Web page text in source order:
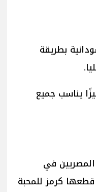
بطريقة
يناسب جميع
في
قطعها كرمز للمحبة